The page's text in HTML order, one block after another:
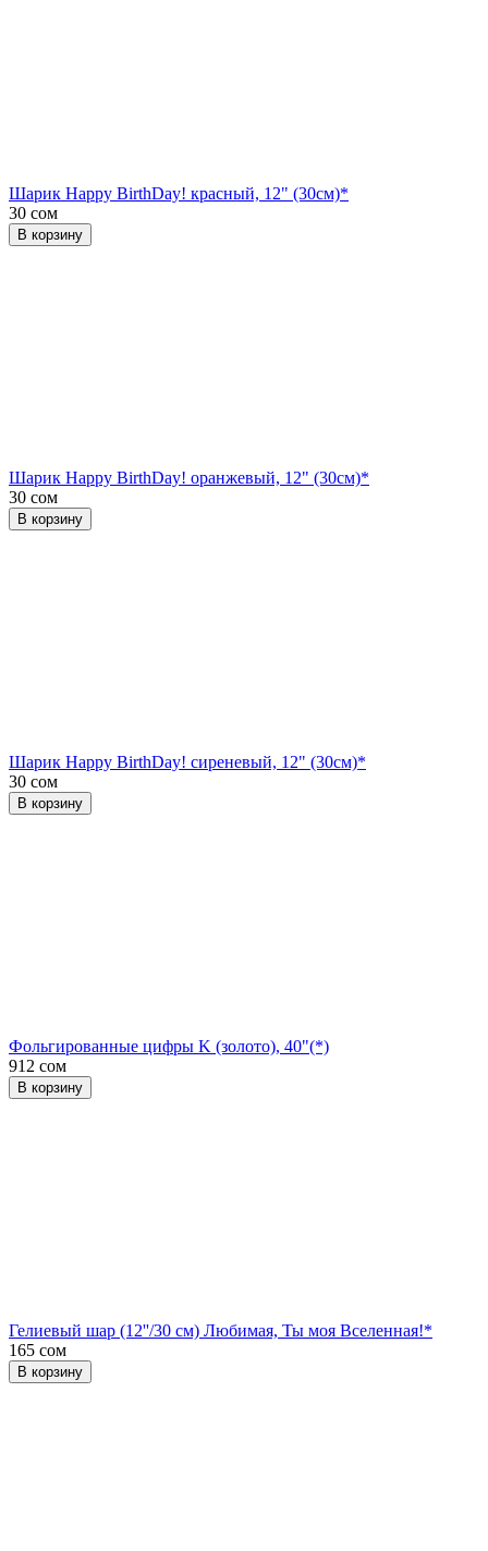
Шарик Happy BirthDay! красный, 12" (30см)*
30 сом
В корзину
Шарик Happy BirthDay! оранжевый, 12" (30см)*
30 сом
В корзину
Шарик Happy BirthDay! сиреневый, 12" (30см)*
30 сом
В корзину
Фольгированные цифры K (золото), 40"(*)
912 сом
В корзину
Гелиевый шар (12''/30 см) Любимая, Ты моя Вселенная!*
165 сом
В корзину